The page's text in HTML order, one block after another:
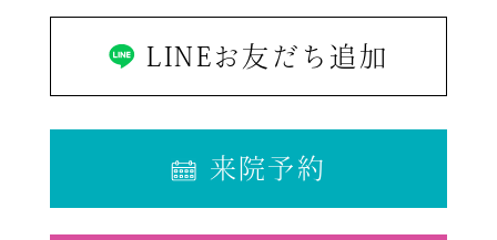
LINEお友だち追加
来院予約